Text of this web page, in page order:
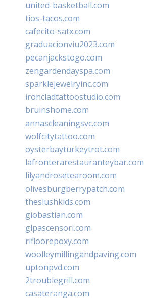
united-basketball.com
tios-tacos.com
cafecito-satx.com
graduacionviu2023.com
pecanjackstogo.com
zengardendayspa.com
sparklejewelryinc.com
ironcladtattoostudio.com
bruinshome.com
annascleaningsvc.com
wolfcitytattoo.com
oysterbayturkeytrot.com
lafronterarestauranteybar.com
lilyandrosetearoom.com
olivesburgberrypatch.com
theslushkids.com
giobastian.com
glpascensori.com
rifloorepoxy.com
woolleymillingandpaving.com
uptonpvd.com
2troublegrill.com
casateranga.com